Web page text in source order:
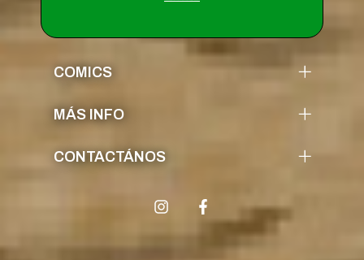
COMICS
MÁS INFO
CONTACTÁNOS